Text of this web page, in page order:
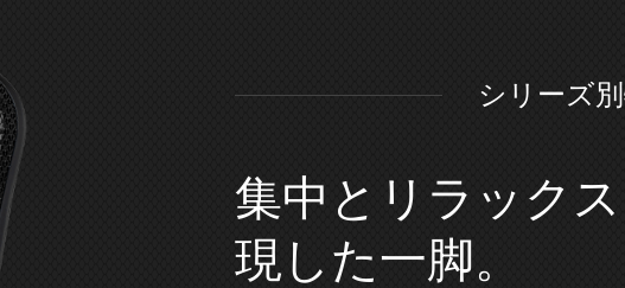
シリーズ
集中とリラック
現した一脚。